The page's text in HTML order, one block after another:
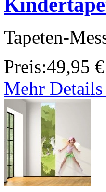
Tapeten-
Preis:49,95 €
Mehr Details